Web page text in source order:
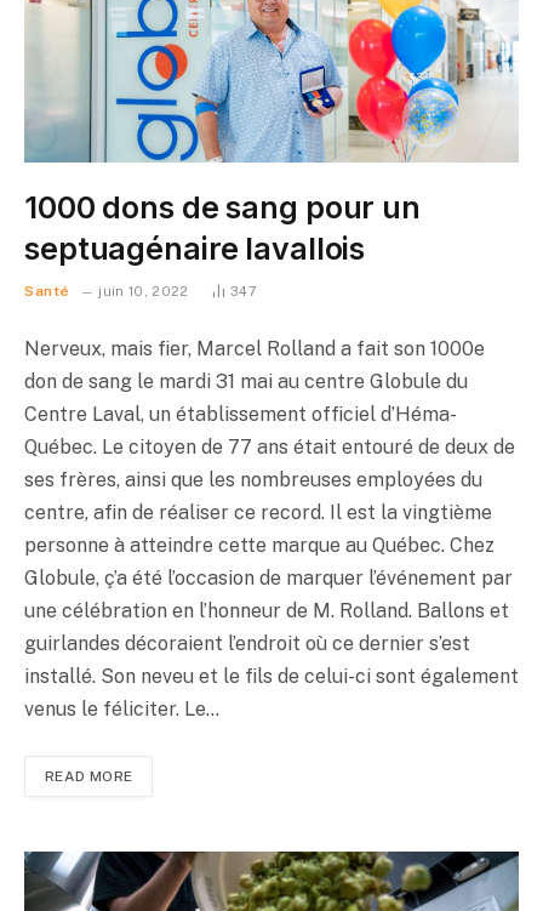
1000 dons de sang pour un
septuagénaire lavallois
Santé juin 10, 2022 347
Nerveux, mais fier, Marcel Rolland a fait son 1000e
don de sang le mardi 31 mai au centre Globule du
Centre Laval, un établissement officiel d’Héma-
Québec. Le citoyen de 77 ans était entouré de deux de
ses frères, ainsi que les nombreuses employées du
centre, afin de réaliser ce record. Il est la vingtième
personne à atteindre cette marque au Québec. Chez
Globule, ç’a été l’occasion de marquer l’événement par
une célébration en l’honneur de M. Rolland. Ballons et
guirlandes décoraient l’endroit où ce dernier s’est
installé. Son neveu et le fils de celui-ci sont également
venus le féliciter. Le…
READ MORE